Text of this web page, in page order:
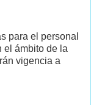
para el personal
el ámbito de la
vigencia a